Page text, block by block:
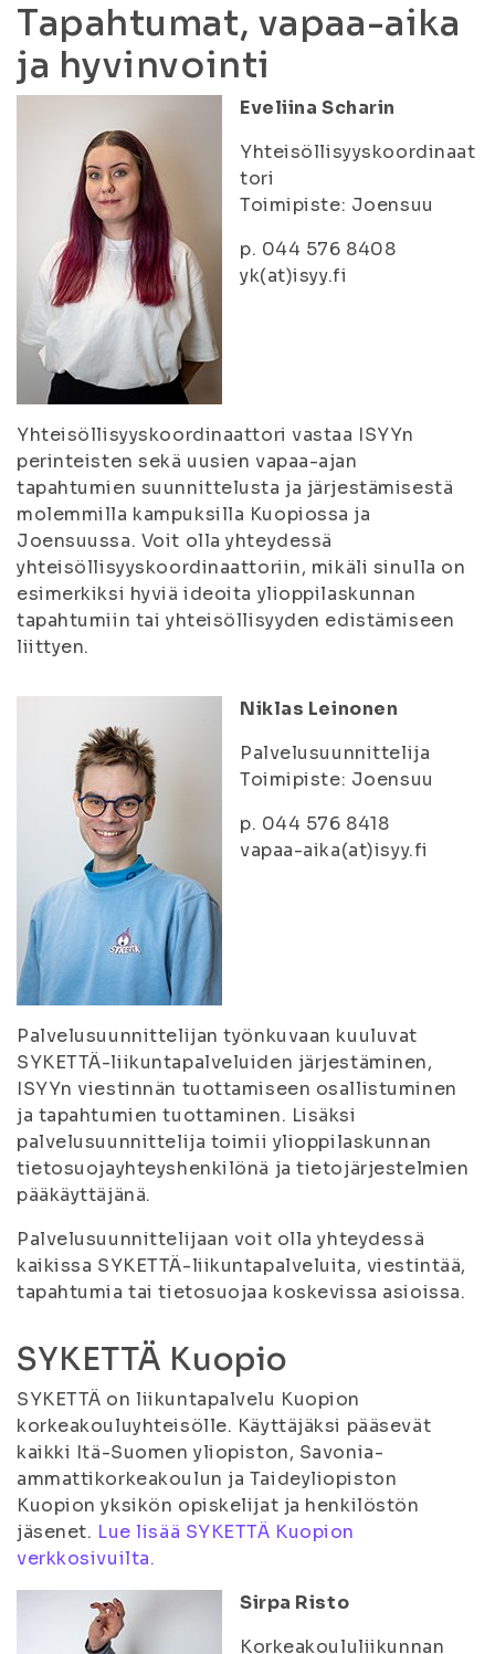
Tapahtumat, vapaa-aika
ja hyvinvointi
Eveliina Scharin
Yhteisöllisyyskoordinaat
tori
Toimipiste: Joensuu
p. 044 576 8408
yk(at)isyy.fi
Yhteisöllisyyskoordinaattori vastaa ISYYn
perinteisten sekä uusien vapaa-ajan
tapahtumien suunnittelusta ja järjestämisestä
molemmilla kampuksilla Kuopiossa ja
Joensuussa. Voit olla yhteydessä
yhteisöllisyyskoordinaattoriin, mikäli sinulla on
esimerkiksi hyviä ideoita ylioppilaskunnan
tapahtumiin tai yhteisöllisyyden edistämiseen
liittyen.
Niklas Leinonen
Palvelusuunnittelija
Toimipiste: Joensuu
p. 044 576 8418
vapaa-aika(at)isyy.fi
Palvelusuunnittelijan työnkuvaan kuuluvat
SYKETTÄ-liikuntapalveluiden järjestäminen,
ISYYn viestinnän tuottamiseen osallistuminen
ja tapahtumien tuottaminen. Lisäksi
palvelusuunnittelija toimii ylioppilaskunnan
tietosuojayhteyshenkilönä ja tietojärjestelmien
pääkäyttäjänä.
Palvelusuunnittelijaan voit olla yhteydessä
kaikissa SYKETTÄ-liikuntapalveluita, viestintää,
tapahtumia tai tietosuojaa koskevissa asioissa.
SYKETTÄ Kuopio
SYKETTÄ on liikuntapalvelu Kuopion
korkeakouluyhteisölle. Käyttäjäksi pääsevät
kaikki Itä-Suomen yliopiston, Savonia-
ammattikorkeakoulun ja Taideyliopiston
Kuopion yksikön opiskelijat ja henkilöstön
jäsenet. Lue lisää SYKETTÄ Kuopion
verkkosivuilta.
Sirpa Risto
Korkeakoululiikunnan